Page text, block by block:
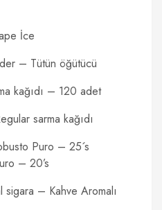
İce
– Tütün öğütücü
kağıdı – 120 adet
sarma kağıdı
Puro – 25´s
– 20’s
– Kahve Aromalı